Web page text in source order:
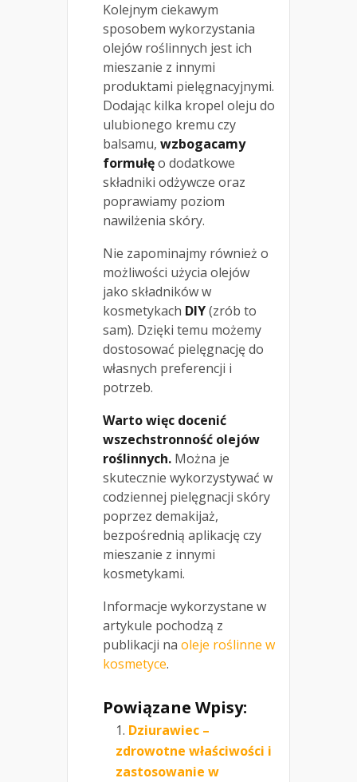
Kolejnym ciekawym
sposobem wykorzystania
olejów roślinnych jest ich
mieszanie z innymi
produktami pielęgnacyjnymi.
Dodając kilka kropel oleju do
ulubionego kremu czy
balsamu, wzbogacamy
formułęo dodatkowe
składniki odżywcze oraz
poprawiamy poziom
nawilżenia skóry.
Nie zapominajmy również o
możliwości użycia olejów
jako składników w
kosmetykach DIY(zrób to
sam). Dzięki temu możemy
dostosować pielęgnację do
własnych preferencji i
potrzeb.
Warto więc docenić
wszechstronność olejów
roślinnych. Można je
skutecznie wykorzystywać w
codziennej pielęgnacji skóry
poprzez demakijaż,
bezpośrednią aplikację czy
mieszanie z innymi
kosmetykami.
Informacje wykorzystane w
artykule pochodzą z
publikacji na oleje roślinne w
kosmetyce.
Powiązane Wpisy:
Dziurawiec –
zdrowotne właściwości i
zastosowanie w